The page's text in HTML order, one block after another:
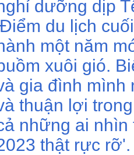
dưỡng dịp
du lịch
một năm
xuôi gió.
gia đình mình
thuận lợi
những ai nhìn
thật rực rỡ'.